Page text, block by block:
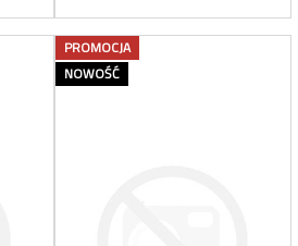
PROMOCJA
NOWOŚĆ